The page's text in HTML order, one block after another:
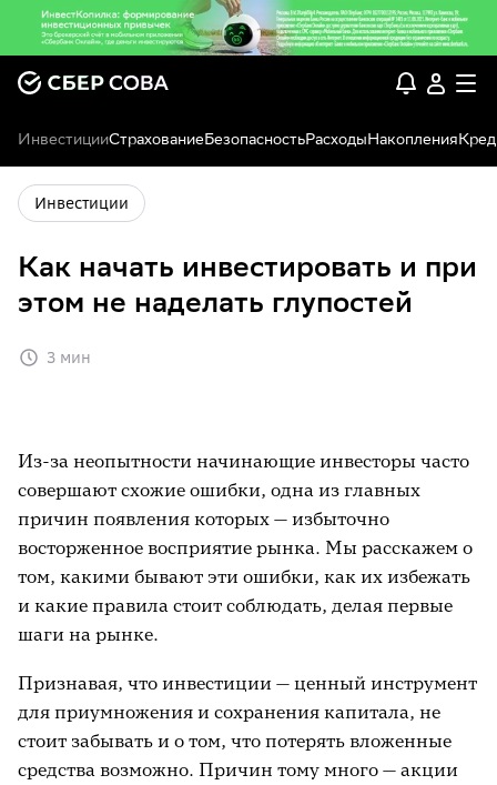
ИнвестицииСтрахованиеБезопасностьРасходыНакопления
Инвестиции
Как начать инвестировать и при
этом не наделать глупостей
3 мин
Из-за неопытности начинающие инвесторы часто
совершают схожие ошибки, одна из главных
причин появления которых — избыточно
восторженное восприятие рынка. Мы расскажем о
том, какими бывают эти ошибки, как их избежать
и какие правила стоит соблюдать, делая первые
шаги на рынке.
Признавая, что инвестиции — ценный инструмент
для приумножения и сохранения капитала, не
стоит забывать и о том, что потерять вложенные
средства возможно. Причин тому много — акции